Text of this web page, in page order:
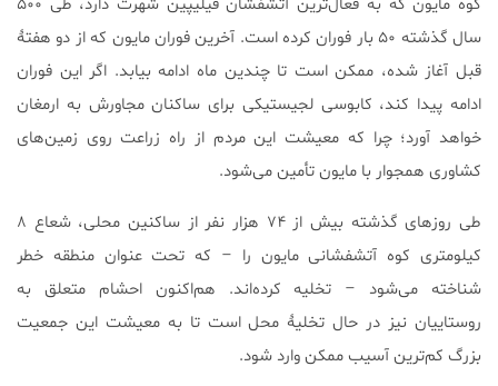
کوه مایون که به فعال‌ترین آتشفشان فیلیپین شهرت دارد، طی ۵۰۰
سال گذشته ۵۰ بار فوران کرده است. آخرین فوران مایون که از دو هفتۀ
قبل آغاز شده، ممکن است تا چندین ماه ادامه بیابد. اگر این فوران
ادامه پیدا کند، کابوسی لجیستیکی برای ساکنان مجاورش به ارمغان
خواهد آورد؛ چرا که معیشت این مردم از راه زراعت روی زمین‌های
کشاوری همجوار با مایون تأمین می‌شود.
طی روزهای گذشته بیش از ۷۴ هزار نفر از ساکنین محلی، شعاع ۸
کیلومتری کوه آتشفشانی مایون را – که تحت عنوان منطقه خطر
شناخته می‌شود – تخلیه کرده‌اند. هم‌اکنون احشام متعلق به
روستاییان نیز در حال تخلیۀ محل است تا به معیشت این جمعیت
بزرگ کم‌ترین آسیب ممکن وارد شود.